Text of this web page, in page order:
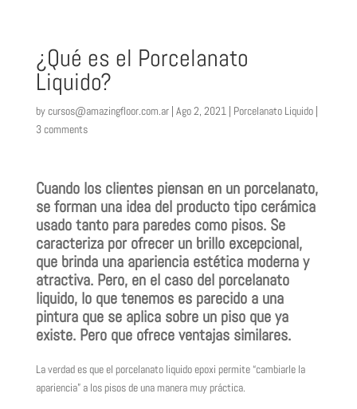
¿Qué es el Porcelanato
Liquido?
bycursos@amazingfloor.com.ar| Ago 2, 2021| Porcelanato Liquido|
3 comments
Cuando los clientes piensan en un porcelanato,
se forman una idea del producto tipo cerámica
usado tanto para paredes como pisos. Se
caracteriza por ofrecer un brillo excepcional,
que brinda una apariencia estética moderna y
atractiva. Pero, en el caso del porcelanato
liquido, lo que tenemos es parecido a una
pintura que se aplica sobre un piso que ya
existe. Pero que ofrece ventajas similares.
La verdad es que el porcelanato liquido epoxi permite “cambiarle la
apariencia” a los pisos de una manera muy práctica.